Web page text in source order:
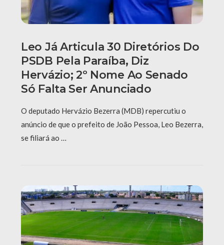
Leo Já Articula 30 Diretórios Do
PSDB Pela Paraíba, Diz
Hervázio; 2º Nome Ao Senado
Só Falta Ser Anunciado
O deputado Hervázio Bezerra (MDB) repercutiu o
anúncio de que o prefeito de João Pessoa, Leo Bezerra,
se filiará ao …